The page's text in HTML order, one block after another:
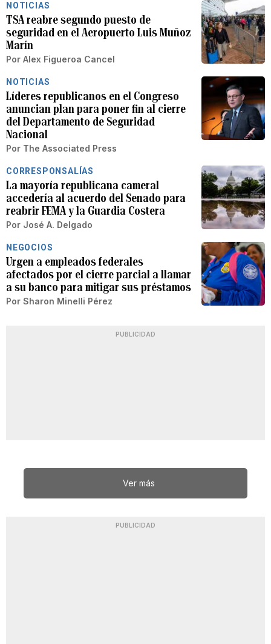
NOTICIAS
TSA reabre segundo puesto de
seguridad en el Aeropuerto Luis Muñoz
Marín
Por Alex Figueroa Cancel
NOTICIAS
Líderes republicanos en el Congreso
anuncian plan para poner fin al cierre
del Departamento de Seguridad
Nacional
Por The Associated Press
CORRESPONSALÍAS
La mayoría republicana cameral
accedería al acuerdo del Senado para
reabrir FEMA y la Guardia Costera
Por José A. Delgado
NEGOCIOS
Urgen a empleados federales
afectados por el cierre parcial a llamar
a su banco para mitigar sus préstamos
Por Sharon Minelli Pérez
PUBLICIDAD
Ver más
PUBLICIDAD